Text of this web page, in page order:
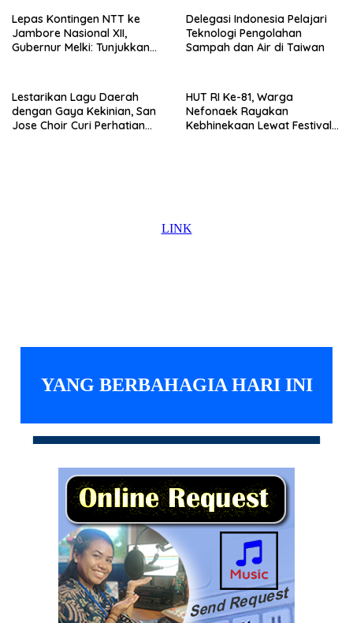
Lepas Kontingen NTT ke
Jambore Nasional XII,
Gubernur Melki: Tunjukkan
Delegasi Indonesia Pelajari
Teknologi Pengolahan
Sampah dan Air di Taiwan
Lestarikan Lagu Daerah
dengan Gaya Kekinian, San
Jose Choir Curi Perhatian
HUT RI Ke-81, Warga
Nefonaek Rayakan
Kebhinekaan Lewat Festival